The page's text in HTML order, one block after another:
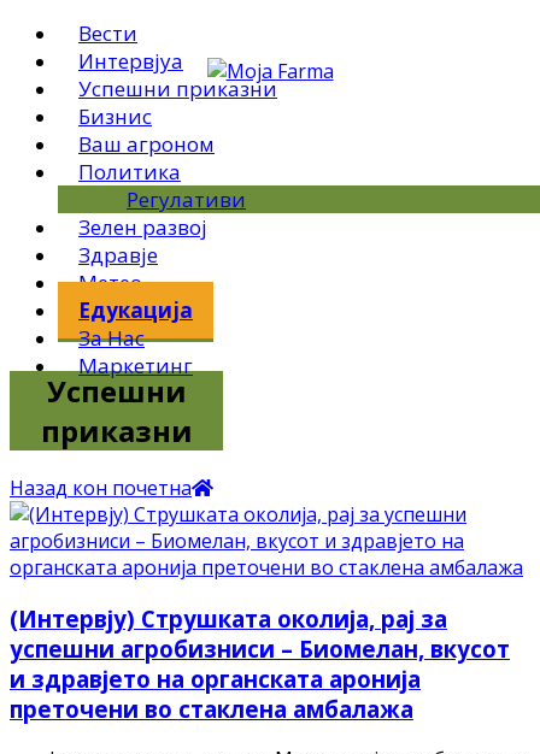
Вести
Интервјуа
Успешни приказни
Бизнис
Ваш агроном
Политика
Регулативи
Зелен развој
Здравје
Метео
Едукација
За Нас
Маркетинг
Успешни
приказни
Назад кон почетна
(Интервју) Струшката околија, рај за
успешни агробизниси – Биомелан, вкусот
и здравјето на органската аронија
преточени во стаклена амбалажа